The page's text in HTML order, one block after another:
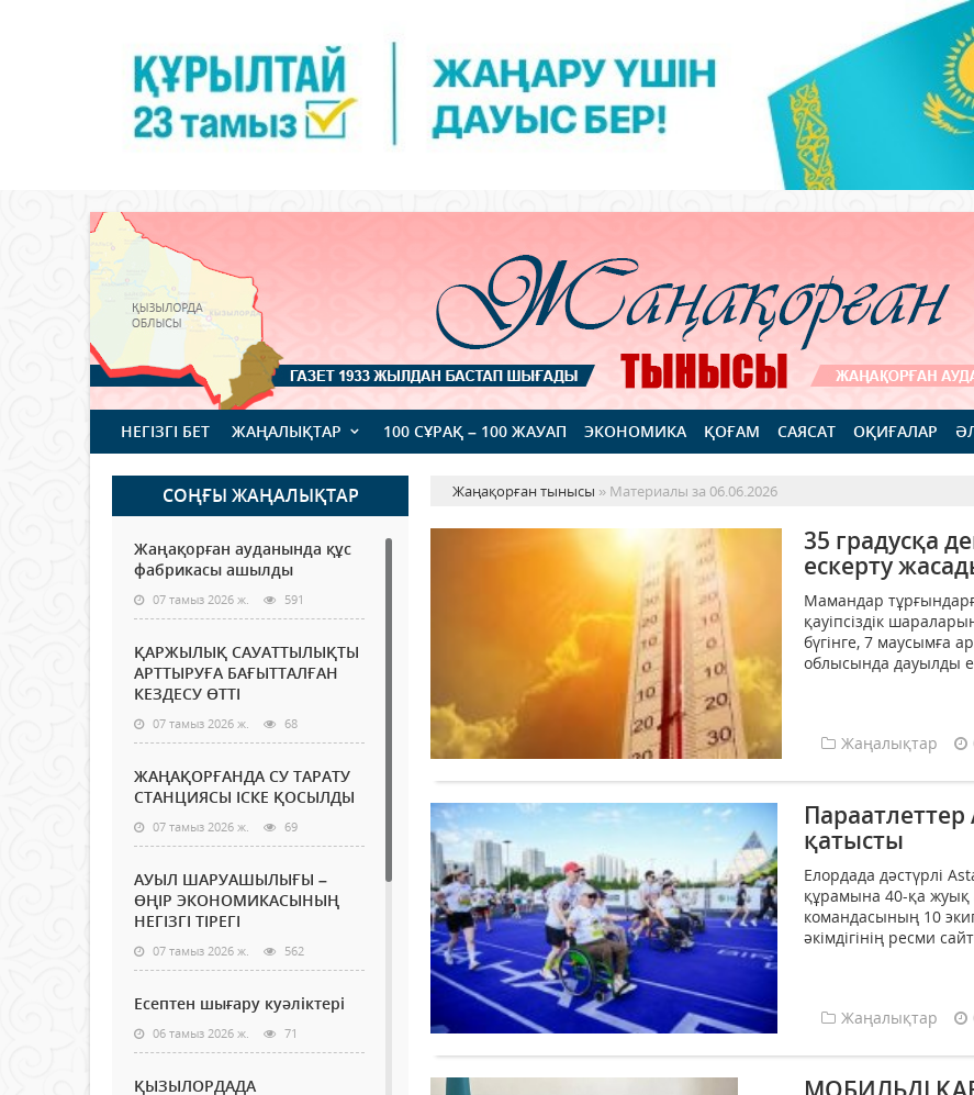
НЕГІЗГІ БЕТ ЖАҢАЛЫҚТАР 100 СҰРАҚ – 100 ЖАУАП ЭКОНОМИКА ҚОҒАМ САЯСАТ ОҚИҒАЛАР
СОҢҒЫ ЖАҢАЛЫҚТАР
Жаңақорған ауданында құс
фабрикасы ашылды
07 тамыз 2026 ж. 591
ҚАРЖЫЛЫҚ САУАТТЫЛЫҚТЫ
АРТТЫРУҒА БАҒЫТТАЛҒАН
КЕЗДЕСУ ӨТТІ
07 тамыз 2026 ж. 68
ЖАҢАҚОРҒАНДА СУ ТАРАТУ
СТАНЦИЯСЫ ІСКЕ ҚОСЫЛДЫ
07 тамыз 2026 ж. 69
АУЫЛ ШАРУАШЫЛЫҒЫ –
ӨҢІР ЭКОНОМИКАСЫНЫҢ
НЕГІЗГІ ТІРЕГІ
07 тамыз 2026 ж. 562
Есептен шығару куәліктері
06 тамыз 2026 ж. 71
ҚЫЗЫЛОРДАДА
Жаңақорған тынысы » Материалы за 06.06.2026
35 градусқа
ескерту
Мамандар
қауіпсіздік
бүгінге, 7 маусымға
облысында дауылды
Жаңалықтар
қатысты
Елордада дәстүрлі
құрамына 40-қа жуық
командасының 10
әкімдігінің ресми
Жаңалықтар